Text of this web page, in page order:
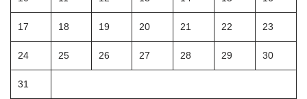
17 18 19 20 21 22 23
24 25 26 27 28 29 30
31